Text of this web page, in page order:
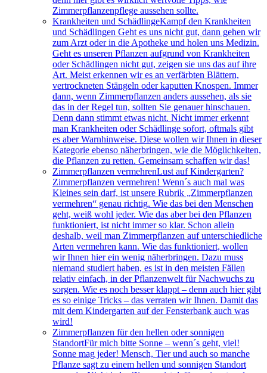
Zimmerpflanzenpflege aussehen sollte.
Krankheiten und SchädlingeKampf den Krankheiten
und Schädlingen Geht es uns nicht gut, dann gehen wir
zum Arzt oder in die Apotheke und holen uns Medizin.
Geht es unseren Pflanzen aufgrund von Krankheiten
oder Schädlingen nicht gut, zeigen sie uns das auf ihre
Art. Meist erkennen wir es an verfärbten Blättern,
vertrockneten Stängeln oder kaputten Knospen. Immer
dann, wenn Zimmerpflanzen anders aussehen, als sie
das in der Regel tun, sollten Sie genauer hinschauen.
Denn dann stimmt etwas nicht. Nicht immer erkennt
man Krankheiten oder Schädlinge sofort, oftmals gibt
es aber Warnhinweise. Diese wollen wir Ihnen in dieser
Kategorie ebenso näherbringen, wie die Möglichkeiten,
die Pflanzen zu retten. Gemeinsam schaffen wir das!
Zimmerpflanzen vermehrenLust auf Kindergarten?
Zimmerpflanzen vermehren! Wenn´s auch mal was
Kleines sein darf, ist unsere Rubrik „Zimmerpflanzen
vermehren“ genau richtig. Wie das bei den Menschen
geht, weiß wohl jeder. Wie das aber bei den Pflanzen
funktioniert, ist nicht immer so klar. Schon allein
deshalb, weil man Zimmerpflanzen auf unterschiedliche
Arten vermehren kann. Wie das funktioniert, wollen
wir Ihnen hier ein wenig näherbringen. Dazu muss
niemand studiert haben, es ist in den meisten Fällen
relativ einfach, in der Pflanzenwelt für Nachwuchs zu
sorgen. Wie es noch besser klappt – denn auch hier gibt
es so einige Tricks – das verraten wir Ihnen. Damit das
mit dem Kindergarten auf der Fensterbank auch was
wird!
Zimmerpflanzen für den hellen oder sonnigen
StandortFür mich bitte Sonne – wenn´s geht, viel!
Sonne mag jeder! Mensch, Tier und auch so manche
Pflanze sagt zu einem hellen und sonnigen Standort